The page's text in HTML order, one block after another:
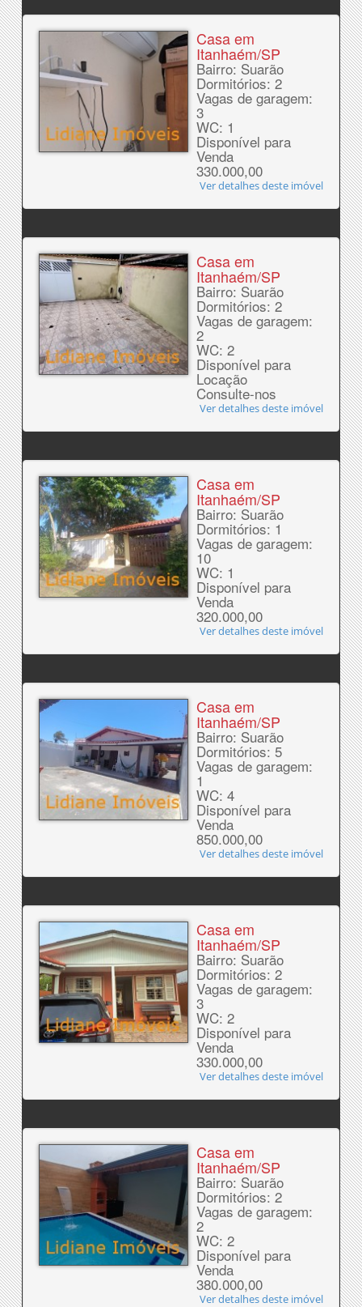
Casa em
Itanhaém/SP
Bairro: Suarão
Dormitórios: 2
Vagas de garagem:
3
WC: 1
Disponível para
Venda
330.000,00
Ver detalhes deste imóvel
Casa em
Itanhaém/SP
Bairro: Suarão
Dormitórios: 2
Vagas de garagem:
2
WC: 2
Disponível para
Locação
Consulte-nos
Ver detalhes deste imóvel
Casa em
Itanhaém/SP
Bairro: Suarão
Dormitórios: 1
Vagas de garagem:
10
WC: 1
Disponível para
Venda
320.000,00
Ver detalhes deste imóvel
Casa em
Itanhaém/SP
Bairro: Suarão
Dormitórios: 5
Vagas de garagem:
1
WC: 4
Disponível para
Venda
850.000,00
Ver detalhes deste imóvel
Casa em
Itanhaém/SP
Bairro: Suarão
Dormitórios: 2
Vagas de garagem:
3
WC: 2
Disponível para
Venda
330.000,00
Ver detalhes deste imóvel
Casa em
Itanhaém/SP
Bairro: Suarão
Dormitórios: 2
Vagas de garagem:
2
WC: 2
Disponível para
Venda
380.000,00
Ver detalhes deste imóvel